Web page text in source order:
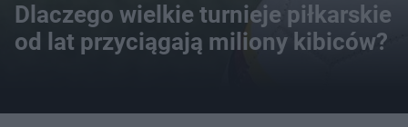
Dlaczego wielkie turnieje piłkarskie
od lat przyciągają miliony kibiców?